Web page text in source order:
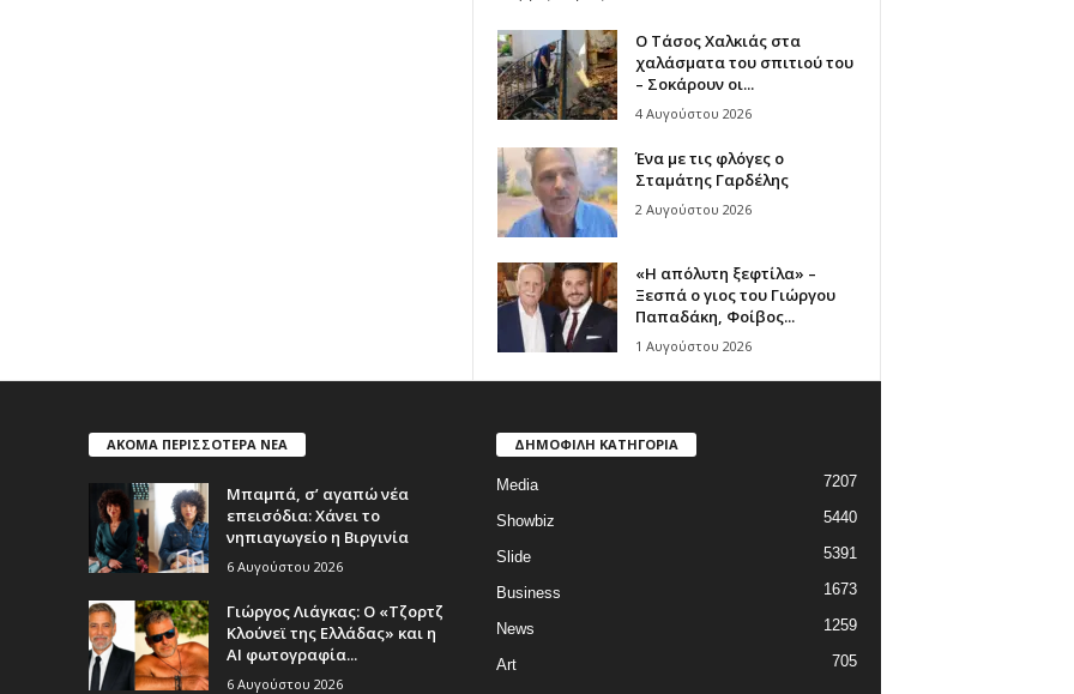
Ο Τάσος Χαλκιάς στα
χαλάσματα του σπιτιού του
– Σοκάρουν οι...
4 Αυγούστου 2026
Ένα με τις φλόγες ο
Σταμάτης Γαρδέλης
2 Αυγούστου 2026
«Η απόλυτη ξεφτίλα» –
Ξεσπά ο γιος του Γιώργου
Παπαδάκη, Φοίβος...
1 Αυγούστου 2026
ΑΚΟΜΑ ΠΕΡΙΣΣΟΤΕΡΑ ΝΕΑ
Μπαμπά, σ’ αγαπώ νέα
επεισόδια: Χάνει το
νηπιαγωγείο η Βιργινία
6 Αυγούστου 2026
Γιώργος Λιάγκας: Ο «Τζορτζ
Κλούνεϊ της Ελλάδας» και η
AI φωτογραφία...
6 Αυγούστου 2026
ΔΗΜΟΦΙΛΗ ΚΑΤΗΓΟΡΙΑ
Media 7207
Showbiz 5440
Slide 5391
Business 1673
News 1259
Art 705